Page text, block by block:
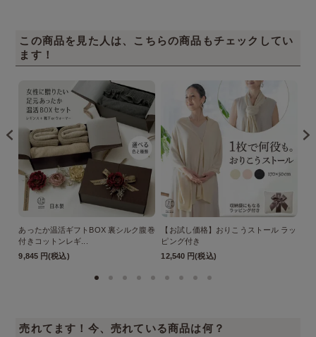
この商品を見た人は、こちらの商品もチェックしてい
ます！
あったか温活ギフトBOX 裏シルク腹巻
付きコットンレギ...
9,845 円(税込)
【お試し価格】おりこうストール ラッ
ピング付き
12,540 円(税込)
売れてます！今、売れている商品は何？